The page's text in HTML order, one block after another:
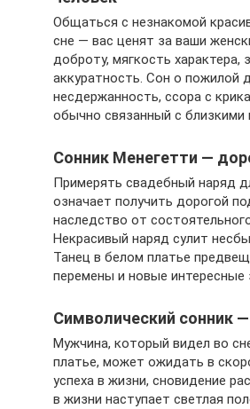
Общаться с незнакомой
сне — вас ценят за ваши
доброту, мягкость характера,
аккуратность. Сон о пожилой
несдержанность, ссора с
обычно связанный с близкими
Сонник Менегетти —
Примерять свадебный наряд
означает получить дорогой
наследство от
Некрасивый наряд сулит
Танец в белом платье
перемены и новые интересные
Символический сонник —
Мужчина, который видел во
платье, может ожидать в
успеха в жизни, сновидение
в жизни наступает светлая